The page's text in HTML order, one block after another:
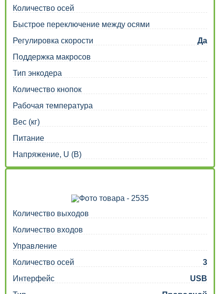
Количество осей
Быстрое переключение между осями
Регулировка скорости
Да
Поддержка макросов
Тип энкодера
Количество кнопок
Рабочая температура
Вес (кг)
Питание
Напряжение, U (В)
Количество выходов
Количество входов
Управление
Количество осей
3
Интерфейс
USB